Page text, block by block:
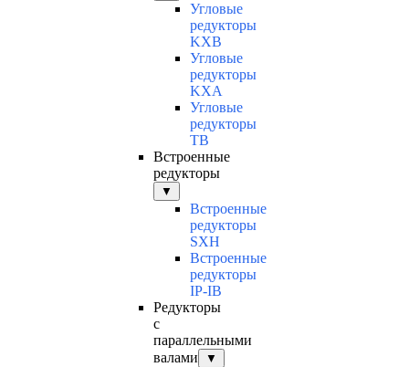
Угловые
редукторы
KXB
Угловые
редукторы
KXA
Угловые
редукторы
TB
Встроенные
редукторы
▼
Встроенные
редукторы
SXH
Встроенные
редукторы
IP-IB
Редукторы
с
параллельными
валами
▼